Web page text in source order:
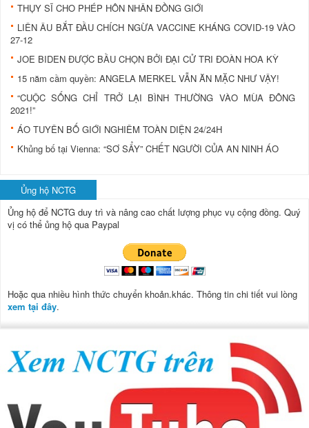
THỤY SĨ CHO PHÉP HÔN NHÂN ĐỒNG GIỚI
LIÊN ÂU BẮT ĐẦU CHÍCH NGỪA VACCINE KHÁNG COVID-19 VÀO
27-12
JOE BIDEN ĐƯỢC BẦU CHỌN BỞI ĐẠI CỬ TRI ĐOÀN HOA KỲ
15 năm cầm quyền: ANGELA MERKEL VẪN ĂN MẶC NHƯ VẬY!
“CUỘC SỐNG CHỈ TRỞ LẠI BÌNH THƯỜNG VÀO MÙA ĐÔNG
2021!”
ÁO TUYÊN BỐ GIỚI NGHIÊM TOÀN DIỆN 24/24H
Khủng bố tại Vienna: “SƠ SẨY” CHẾT NGƯỜI CỦA AN NINH ÁO
Ủng hộ NCTG
Ủng hộ để NCTG duy trì và nâng cao chất lượng phục vụ cộng đồng. Quý
vị có thể ủng hộ qua Paypal
Hoặc qua nhiều hình thức chuyển khoản.khác. Thông tin chi tiết vui lòng
xem tại đây.